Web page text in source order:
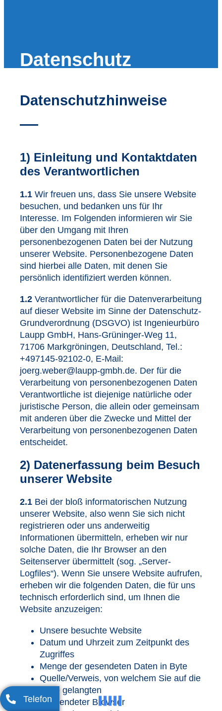
Datenschutz
Datenschutzhinweise
1) Einleitung und Kontaktdaten
des Verantwortlichen
1.1 Wir freuen uns, dass Sie unsere Website
besuchen, und bedanken uns für Ihr
Interesse. Im Folgenden informieren wir Sie
über den Umgang mit Ihren
personenbezogenen Daten bei der Nutzung
unserer Website. Personenbezogene Daten
sind hierbei alle Daten, mit denen Sie
persönlich identifiziert werden können.
1.2 Verantwortlicher für die Datenverarbeitung
auf dieser Website im Sinne der Datenschutz-
Grundverordnung (DSGVO) ist Ingenieurbüro
Laupp GmbH, Hans-Grüninger-Weg 11,
71706 Markgröningen, Deutschland, Tel.:
+497145-92102-0, E-Mail:
joerg.weber@laupp-gmbh.de. Der für die
Verarbeitung von personenbezogenen Daten
Verantwortliche ist diejenige natürliche oder
juristische Person, die allein oder gemeinsam
mit anderen über die Zwecke und Mittel der
Verarbeitung von personenbezogenen Daten
entscheidet.
2) Datenerfassung beim Besuch
unserer Website
2.1 Bei der bloß informatorischen Nutzung
unserer Website, also wenn Sie sich nicht
registrieren oder uns anderweitig
Informationen übermitteln, erheben wir nur
solche Daten, die Ihr Browser an den
Seitenserver übermittelt (sog. „Server-
Logfiles“). Wenn Sie unsere Website aufrufen,
erheben wir die folgenden Daten, die für uns
technisch erforderlich sind, um Ihnen die
Website anzuzeigen:
Unsere besuchte Website
Datum und Uhrzeit zum Zeitpunkt des
Zugriffes
Menge der gesendeten Daten in Byte
Quelle/Verweis, von welchem Sie auf die
Seite gelangten
Verwendeter Browser
Telefon